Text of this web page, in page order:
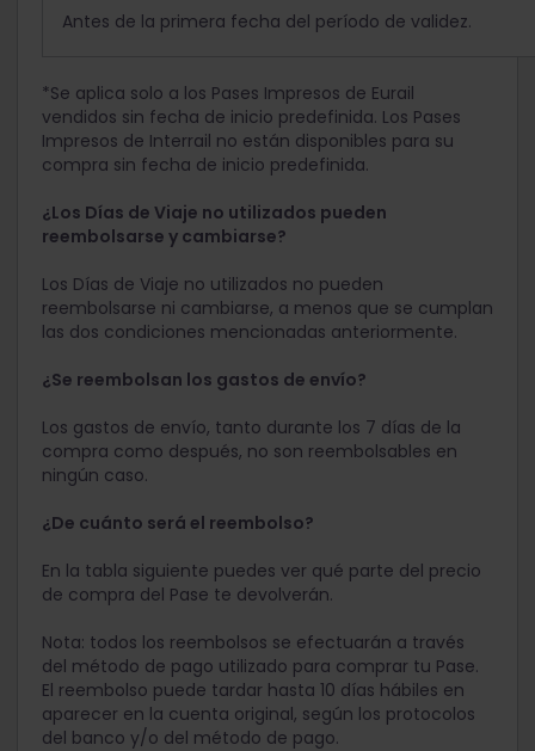
Antes de la primera fecha del período de validez.
*Se aplica solo a los Pases Impresos de Eurail
vendidos sin fecha de inicio predefinida. Los Pases
Impresos de Interrail no están disponibles para su
compra sin fecha de inicio predefinida.
¿Los Días de Viaje no utilizados pueden
reembolsarse y cambiarse?
Los Días de Viaje no utilizados no pueden
reembolsarse ni cambiarse, a menos que se cumplan
las dos condiciones mencionadas anteriormente.
¿Se reembolsan los gastos de envío?
Los gastos de envío, tanto durante los 7 días de la
compra como después, no son reembolsables en
ningún caso.
¿De cuánto será el reembolso?
En la tabla siguiente puedes ver qué parte del precio
de compra del Pase te devolverán.
Nota: todos los reembolsos se efectuarán a través
del método de pago utilizado para comprar tu Pase.
El reembolso puede tardar hasta 10 días hábiles en
aparecer en la cuenta original, según los protocolos
del banco y/o del método de pago.